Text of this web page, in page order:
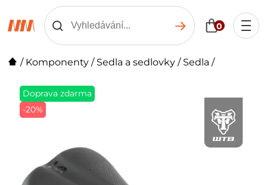
0
/ Komponenty / Sedla a sedlovky / Sedla /
Doprava zdarma
-20%